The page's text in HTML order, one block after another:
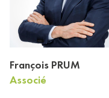
François PRUM
Associé